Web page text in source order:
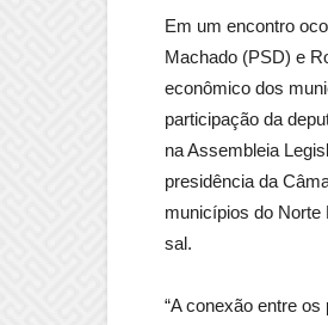
Em um encontro
Machado (PSD) e
econômico dos
participação da
na Assembleia
presidência da
municípios do Norte
sal.
“A conexão entre